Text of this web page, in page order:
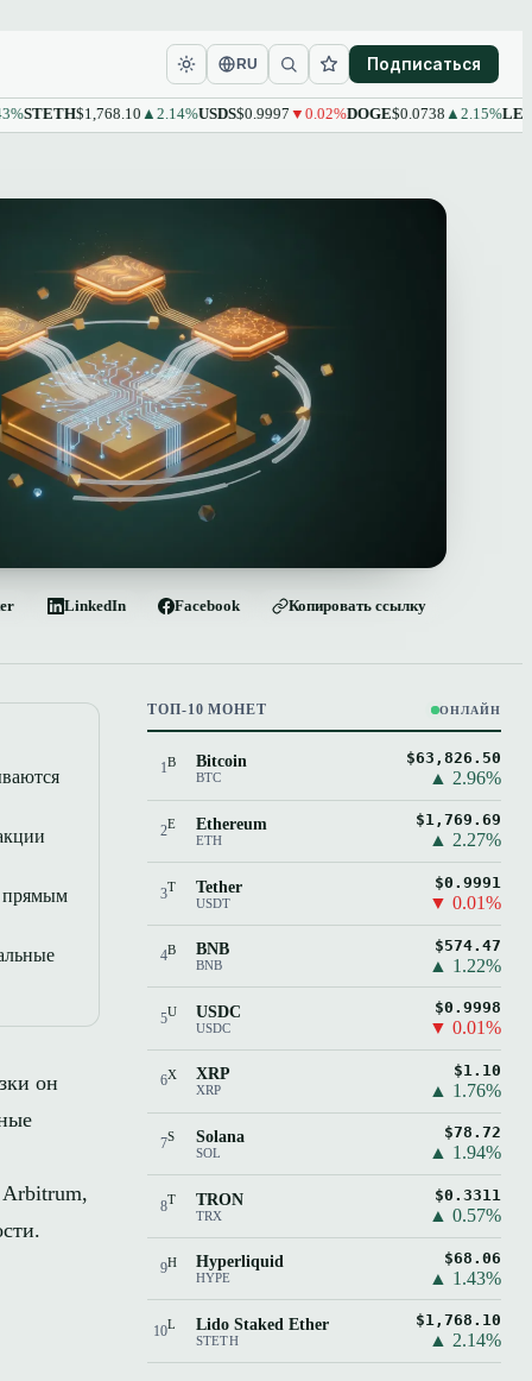
RU Подписаться
$1,768.10▲2.14% USDS$0.9997▼0.02% DOGE$0.0738▲2.15% LEO$9.61
LinkedIn Facebook Копировать ссылку
прямым
он
Arbitrum,
ТОП-10 МОНЕТ ОНЛАЙН
1B Bitcoin
BTC
$63,826.50
▲ 2.96%
2E Ethereum
ETH
$1,769.69
▲ 2.27%
3T Tether
USDT
$0.9991
▼ 0.01%
4B BNB
BNB
$574.47
▲ 1.22%
5U USDC
USDC
$0.9998
▼ 0.01%
6X XRP
XRP
$1.10
▲ 1.76%
7S Solana
SOL
$78.72
▲ 1.94%
8T TRON
TRX
$0.3311
▲ 0.57%
9H Hyperliquid
HYPE
$68.06
▲ 1.43%
10L Lido Staked Ether
STETH
$1,768.10
▲ 2.14%